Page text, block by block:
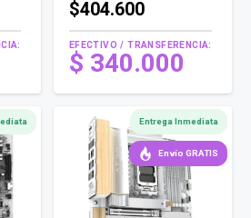
$404.600
EFECTIVO / TRANSFERENCIA:
$ 340.000
Entrega Inmediata
Envío GRATIS